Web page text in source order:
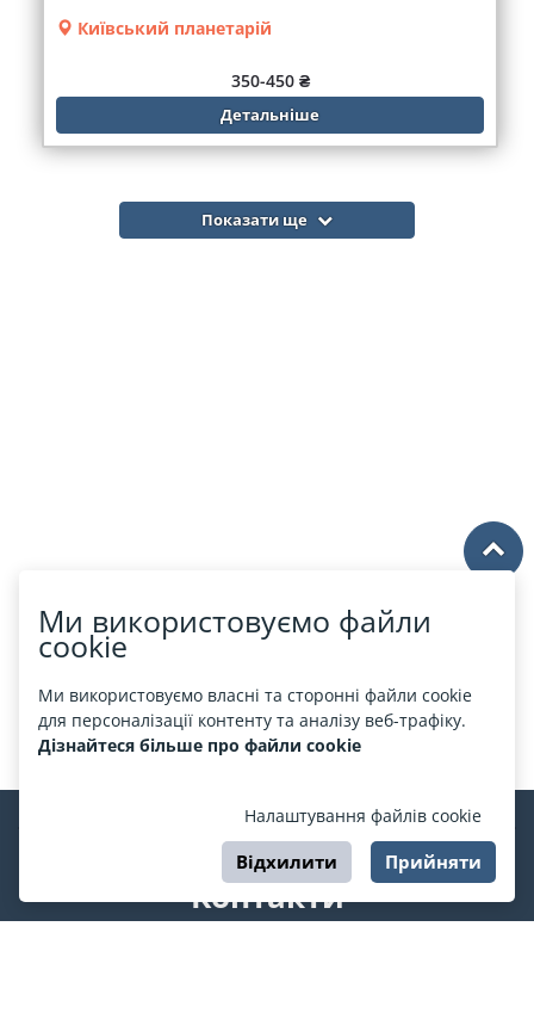
Ми використовуємо файли
cookie
Ми використовуємо власні та сторонні файли cookie
для персоналізації контенту та аналізу веб-трафіку.
Дізнайтеся більше про файли cookie
Налаштування файлів cookie
Відхилити Прийняти
Київський планетарій
350-450 ₴
Детальніше
Показати ще
Контакти